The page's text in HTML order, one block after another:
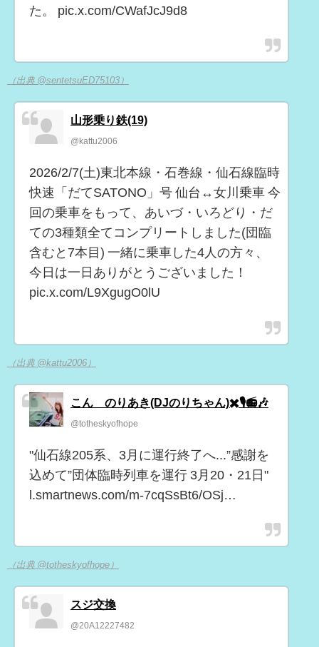
た。 pic.x.com/CWafJcJ9d8
（出典 @sentetsuED75103）
山形乗り鉄(19)
@kattu2006
2026/2/7(土)東北本線・石巻線・仙石線臨時
快速「だてSATONO」号 仙台↔︎女川乗車 今
回の乗車をもって、あいづ・いろどり・だ
ての3種類全てコンプリートしました(団臨
含むと7本目) 一緒に乗車した4人の方々、
今日は一日ありがとうございました！
pic.x.com/L9XgugO0lU
（出典 @kattu2006）
こん のりあき(DJのりちゃん)✖️🎙️📻🎶
@totheskyofhope
"仙石線205系、3月に運行終了へ...”感謝を
込めて”団体臨時列車を運行 3月20・21日"
l.smartnews.com/m-7cqSsBt6/OSj…
（出典 @totheskyofhope）
スジ交換
@20A12227482